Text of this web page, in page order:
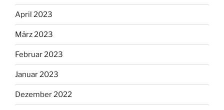
April 2023
März 2023
Februar 2023
Januar 2023
Dezember 2022